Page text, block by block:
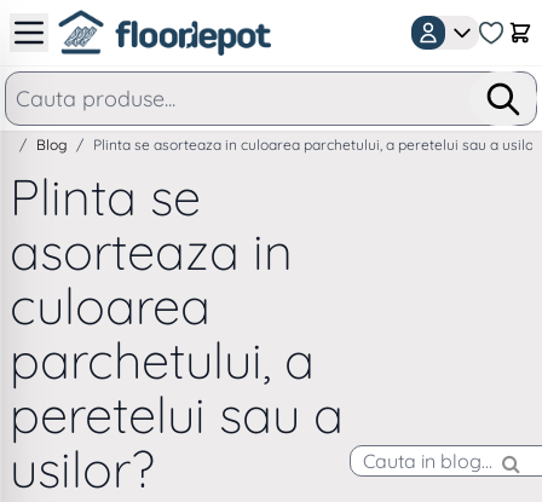
Mergeti la Continut
/ Blog / Plinta se asorteaza in culoarea parchetului, a peretelui sau a
Plinta se
asorteaza in
culoarea
parchetului, a
peretelui sau a
usilor?